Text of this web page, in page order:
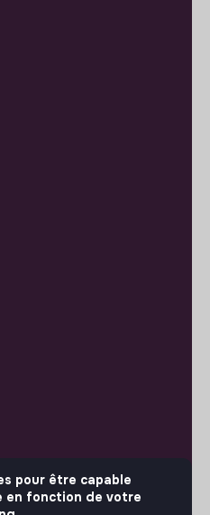
pour être capable
en fonction de votre